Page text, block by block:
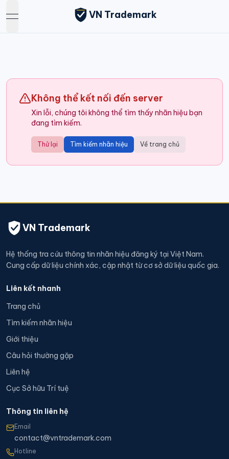
open navigation menu
VN Trademark
Không thể kết nối đến server
Xin lỗi, chúng tôi không thể tìm thấy nhãn hiệu bạn
đang tìm kiếm.
Thử lại Tìm kiếm nhãn hiệu Về trang chủ
VN Trademark
Hệ thống tra cứu thông tin nhãn hiệu đăng ký tại Việt Nam.
Cung cấp dữ liệu chính xác, cập nhật từ cơ sở dữ liệu quốc gia.
Liên kết nhanh
Trang chủ
Tìm kiếm nhãn hiệu
Giới thiệu
Câu hỏi thường gặp
Liên hệ
Cục Sở hữu Trí tuệ
Thông tin liên hệ
Email
contact@vntrademark.com
Hotline